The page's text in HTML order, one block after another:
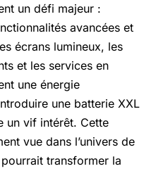
un défi majeur :
avancées et
écrans lumineux, les
et les services en
une énergie
une batterie XXL
un vif intérêt. Cette
vue dans l’univers de
transformer la